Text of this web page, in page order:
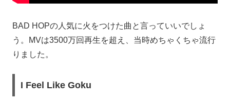
BAD HOPの人気に火をつけた曲と言っていいでしょ
う。MVは3500万回再生を超え、当時めちゃくちゃ流行
りました。
I Feel Like Goku